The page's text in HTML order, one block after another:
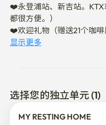
❤️永登浦站、新吉站。
都很方便。）
❤️欢迎礼物（赠送21个咖
悠闲~）
❤️永登浦公园徒步5分钟
❤️仁川机场巴士（6007路）
显示更多
选择您的独立单元 (1)
MY RESTING HOME